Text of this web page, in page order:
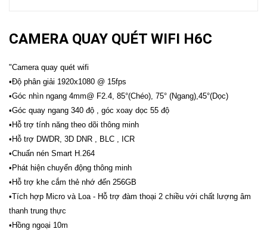
CAMERA QUAY QUÉT WIFI H6C
"Camera quay quét wifi
•Độ phân giải 1920x1080 @ 15fps
•Góc nhìn ngang 4mm@ F2.4, 85°(Chéo), 75° (Ngang),45°(Dọc)
•Góc quay ngang 340 độ , góc xoay dọc 55 độ
•Hỗ trợ tính năng theo dõi thông minh
•Hỗ trợ DWDR, 3D DNR , BLC , ICR
•Chuấn nén Smart H.264
•Phát hiện chuyển động thông minh
•Hỗ trợ khe cắm thẻ nhớ đến 256GB
•Tích hợp Micro và Loa - Hỗ trợ đàm thoại 2 chiều với chất lượng âm
thanh trung thực
•Hồng ngoại 10m